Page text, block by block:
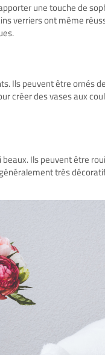
une touche de
verriers ont même
Ils peuvent être ornés
créer des vases aux
Ils peuvent être
très